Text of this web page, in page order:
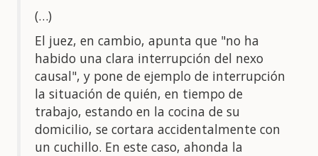
(…)
El juez, en cambio, apunta que "no ha
habido una clara interrupción del nexo
causal", y pone de ejemplo de interrupción
la situación de quién, en tiempo de
trabajo, estando en la cocina de su
domicilio, se cortara accidentalmente con
un cuchillo. En este caso, ahonda la